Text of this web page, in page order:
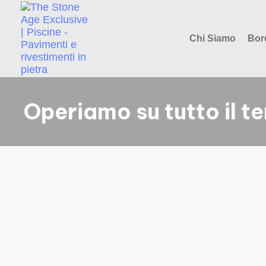
Chi Siamo
Operiamo su tutto il